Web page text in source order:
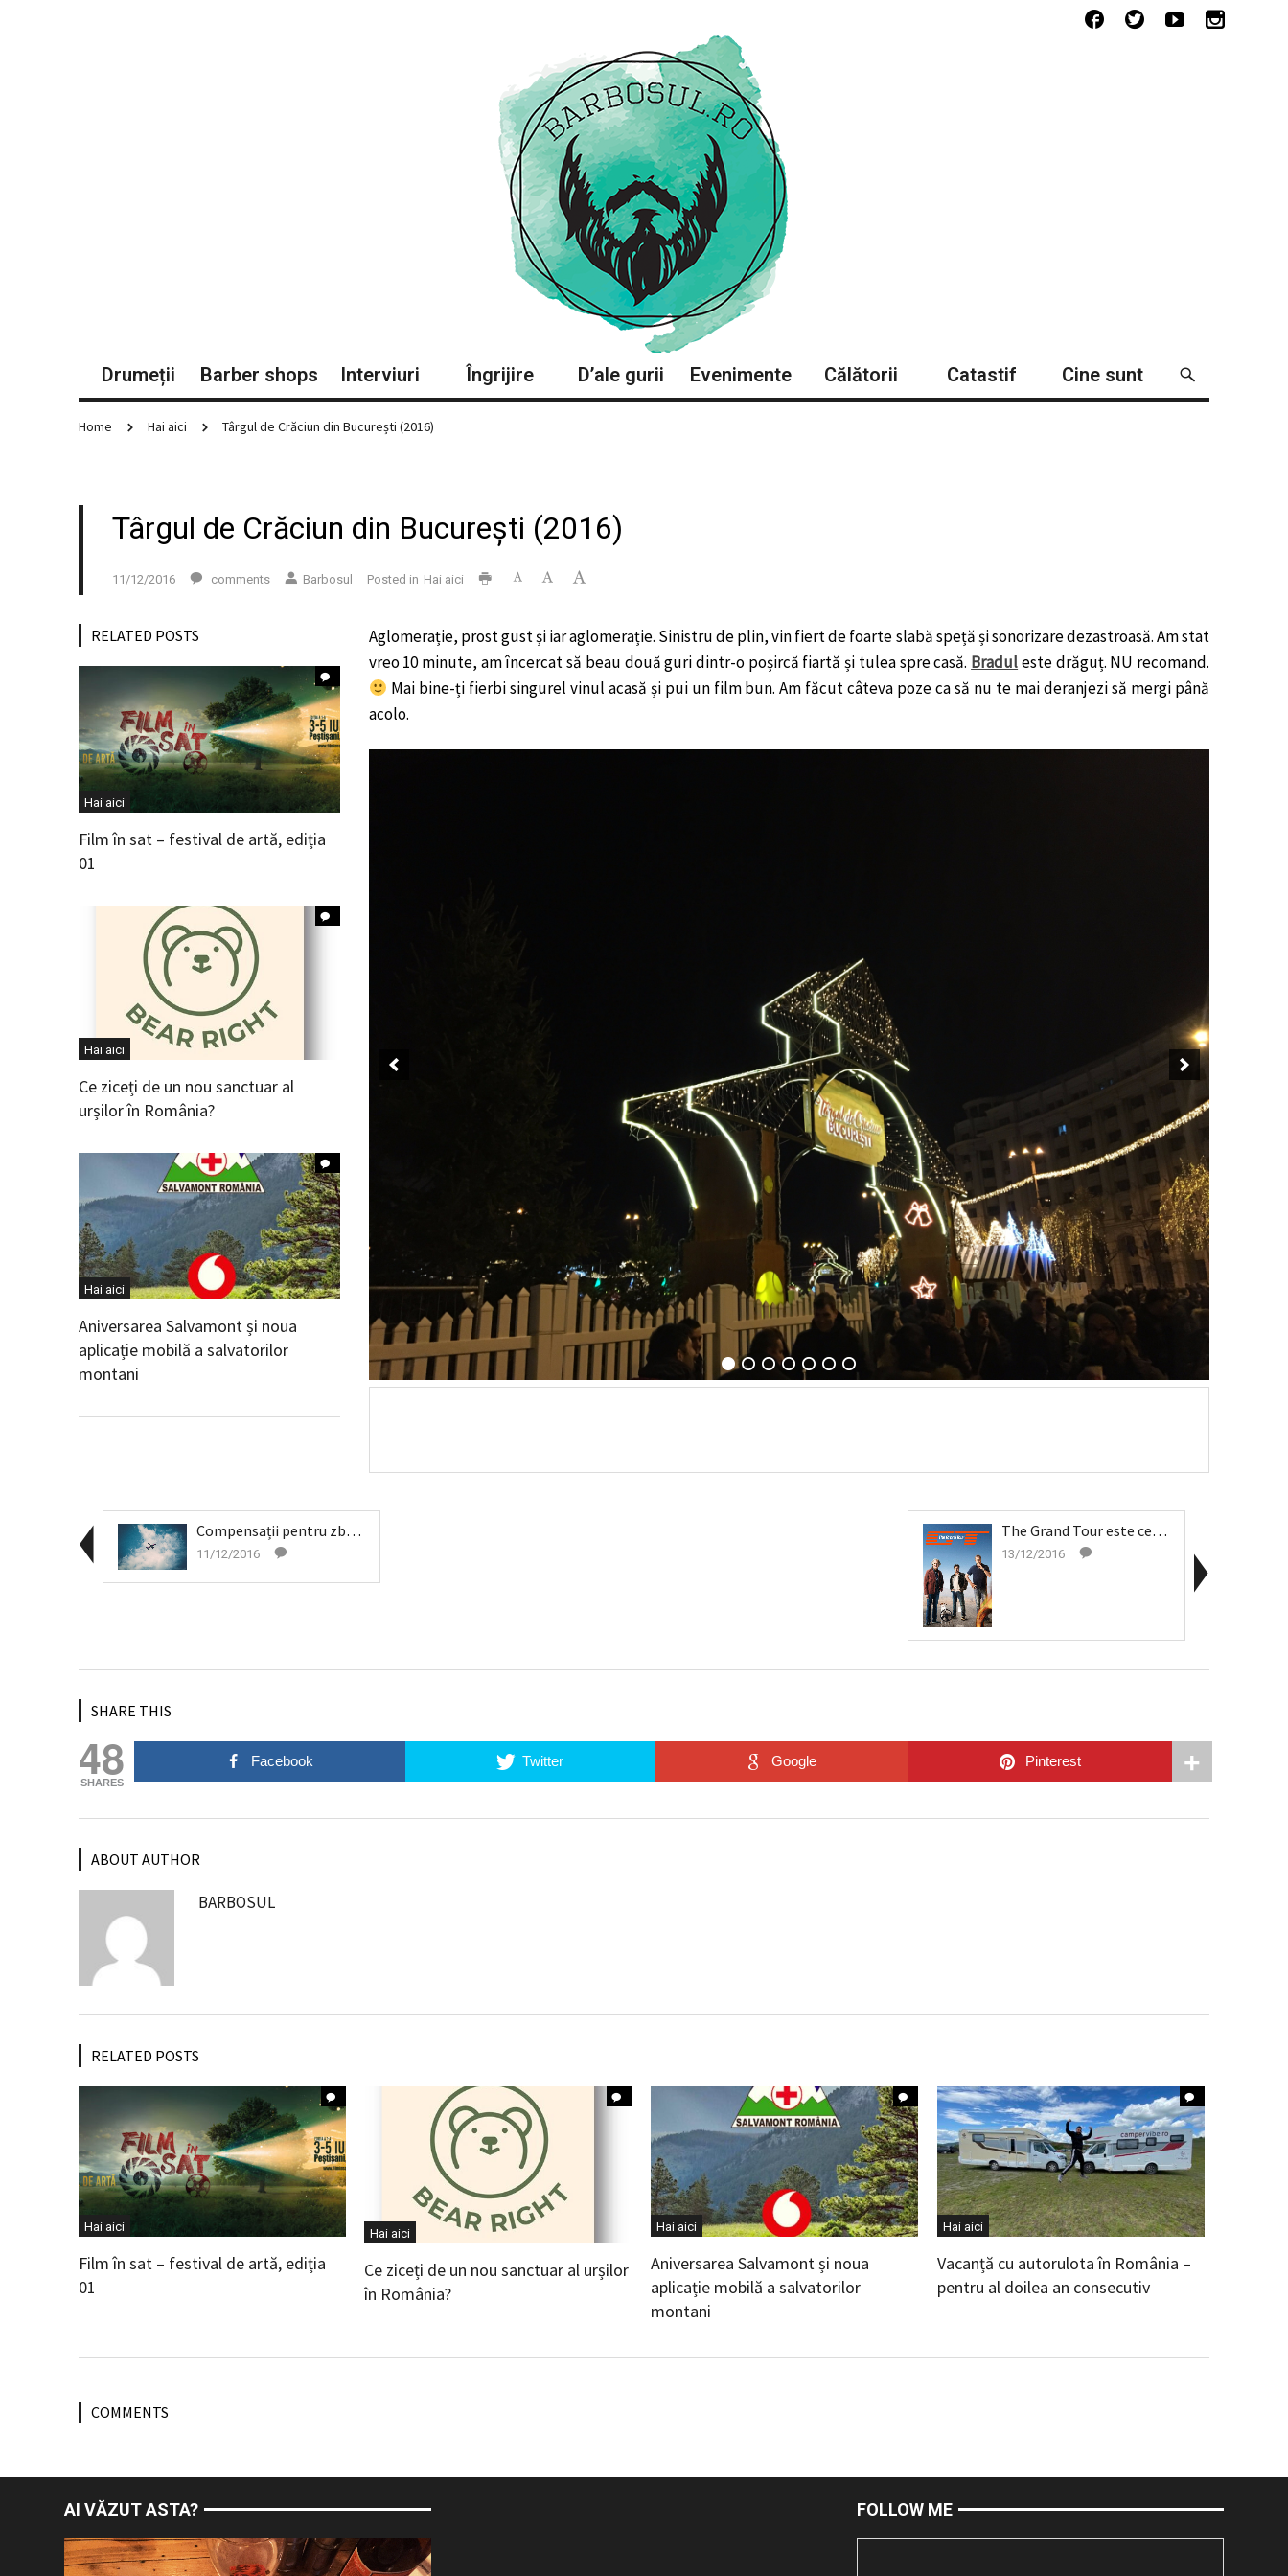
Drumeții Barber shops Interviuri Îngrijire D’ale gurii Evenimente Călătorii Catastif Cine sunt
Home Hai aici Târgul de Crăciun din București (2016)
Târgul de Crăciun din București (2016)
11/12/2016 comments Barbosul Posted in Hai aici
Aglomerație, prost gust și iar aglomerație. Sinistru de plin, vin fiert de foarte slabă speță și sonorizare dezastroasă. Am stat
vreo 10 minute, am încercat să beau două guri dintr-o poșircă fiartă și tulea spre casă. Braduleste drăguț. NU recomand.
Mai bine-ți fierbi singurel vinul acasă și pui un film bun. Am făcut câteva poze ca să nu te mai deranjezi să mergi până
acolo.
RELATED POSTS
Hai aici
Film în sat – festival de artă, ediția
01
Hai aici
Ce ziceți de un nou sanctuar al
urșilor în România?
Hai aici
Aniversarea Salvamont și noua
aplicație mobilă a salvatorilor
montani
Compensații pentru zboruri întârziate sau anulate ...
11/12/2016
The Grand Tour este cel mai piratat produs TV
13/12/2016
SHARE THIS
48
SHARES
Facebook Twitter Google Pinterest
ABOUT AUTHOR
BARBOSUL
RELATED POSTS
Hai aici
Film în sat – festival de artă, ediția
01
Hai aici
Ce ziceți de un nou sanctuar al urșilor
în România?
Hai aici
Aniversarea Salvamont și noua
aplicație mobilă a salvatorilor
montani
Hai aici
Vacanță cu autorulota în România –
pentru al doilea an consecutiv
COMMENTS
AI VĂZUT ASTA? FOLLOW ME